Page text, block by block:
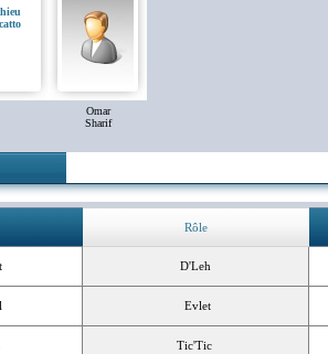
Omar
Sharif
Rôle
D'Leh
Evlet
Tic'Tic